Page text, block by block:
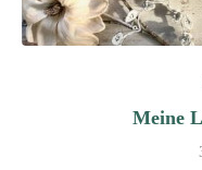
Meine